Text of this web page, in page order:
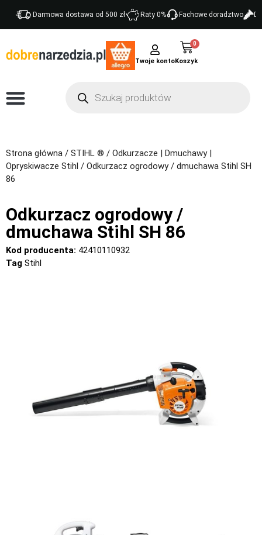
Darmowa dostawa od 500 zł Raty 0% Fachowe doradztwo
Twoje konto
0
Strona główna / STIHL ® / Odkurzacze | Dmuchawy |
Opryskiwacze Stihl / Odkurzacz ogrodowy / dmuchawa Stihl SH
86
Odkurzacz ogrodowy /
dmuchawa Stihl SH 86
Kod producenta: 42410110932
Tag Stihl